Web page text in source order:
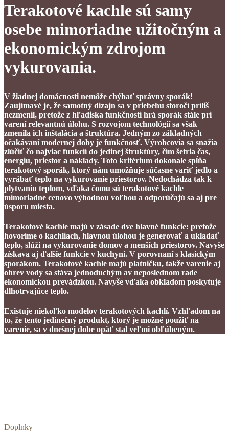
Terakotové kachle sú samy
osebe mimoriadne užitočným a
ekonomickým zdrojom
vykurovania.
V žiadnej domácnosti nemôže chýbať správny sporák!
Zaujímavé je, že samotný dizajn sa v priebehu storočí príliš
nezmenil, pretože z hľadiska funkčnosti hrá sporák stále pri
varení relevantnú úlohu. S rozvojom technológií sa však
zmenila ich inštalácia a štruktúra. Jedným zo základných
očakávaní modernej doby je funkčnosť. Výrobcovia sa snažia
zlúčiť čo najviac funkcií do jedinej štruktúry, čím šetria čas,
energiu, priestor a náklady. Toto kritérium dokonale spĺňa
terakotový sporák, ktorý nám umožňuje súčasne variť jedlo a
vyrábať teplo na vykurovanie priestorov. Nedochádza tak k
plytvaniu teplom, vďaka čomu sú terakotové kachle
mimoriadne cenovo výhodnou voľbou a odporúčajú sa aj pre
úsporu miesta.
Terakotové kachle majú v zásade dve hlavné funkcie: pretože
hovoríme o kachliach, hlavnou úlohou je generovať a ukladať
teplo, slúži na vykurovanie domov a menších priestorov. Navyše
získava aj ďalšie funkcie v kuchyni. V porovnaní s klasickým
sporákom. Terakotové kachle majú platničku, takže varenie aj
ohrev vody sa stáva jednoduchým av neposlednom rade
ekonomickou prevádzkou. Navyše vďaka obkladom poskytuje
dlhotrvajúce teplo.
Existuje niekoľko modelov terakotových kachlí. Vzhľadom na
to, že tento jedinečný produkt, ktorý je možné použiť na
varenie, sa v dnešnej dobe opäť stal veľmi obľúbeným.
Doplnky